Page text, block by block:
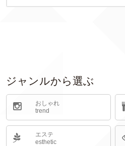
ジャンルから選ぶ
おしゃれ
trend
エステ
esthetic